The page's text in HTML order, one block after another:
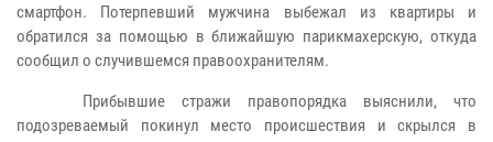
смартфон. Потерпевший мужчина выбежал из квартиры и
обратился за помощью в ближайшую парикмахерскую, откуда
сообщил о случившемся правоохранителям.
Прибывшие стражи правопорядка выяснили, что
подозреваемый покинул место происшествия и скрылся в